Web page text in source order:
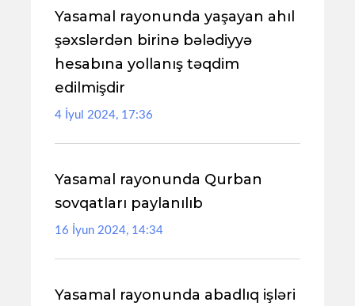
Yasamal rayonunda yaşayan ahıl
şəxslərdən birinə bələdiyyə
hesabına yollanış təqdim
edilmişdir
4 İyul 2024, 17:36
Yasamal rayonunda Qurban
sovqatları paylanılıb
16 İyun 2024, 14:34
Yasamal rayonunda abadlıq işləri